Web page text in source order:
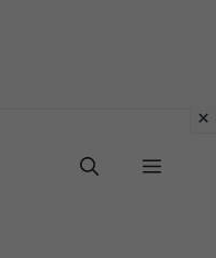
Menu